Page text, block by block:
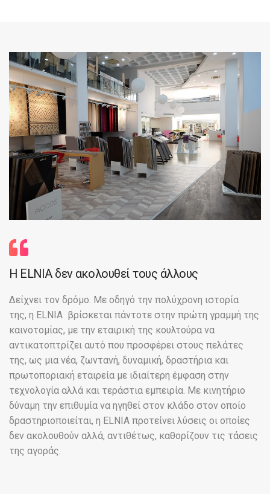
Η ELNIA δεν ακολουθεί τους άλλους
Δείχνει τον δρόμο. Με οδηγό την πολύχρονη ιστορία
της, η ELNIA βρίσκεται πάντοτε στην πρώτη γραμμή της
καινοτομίας, με την εταιρική της κουλτούρα να
αντικατοπτρίζει αυτό που προσφέρει στους πελάτες
της, ως μια νέα, ζωντανή, δυναμική, δραστήρια και
πρωτοποριακή εταιρεία με ιδιαίτερη έμφαση στην
τεχνολογία αλλά και τεράστια εμπειρία. Με κινητήριο
δύναμη την επιθυμία να ηγηθεί στον κλάδο στον οποίο
δραστηριοποιείται, η ELNIA προτείνει λύσεις οι οποίες
δεν ακολουθούν αλλά, αντιθέτως, καθορίζουν τις τάσεις
της αγοράς.